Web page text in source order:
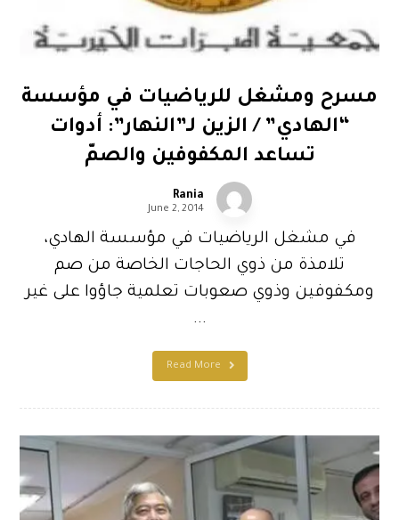
مسرح ومشغل للرياضيات في مؤسسة
“الهادي” / الزين لـ”النهار”: أدوات
تساعد المكفوفين والصمّ
Rania
June 2, 2014
في مشغل الرياضيات في مؤسسة الهادي،
تلامذة من ذوي الحاجات الخاصة من صم
ومكفوفين وذوي صعوبات تعلمية جاؤوا على غير
...
Read More